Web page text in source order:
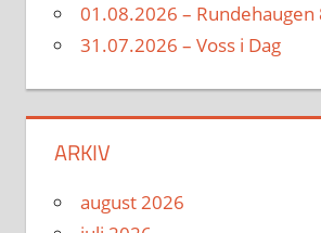
01.08.2026 – Rundehaugen
31.07.2026 – Voss i Dag
ARKIV
august 2026